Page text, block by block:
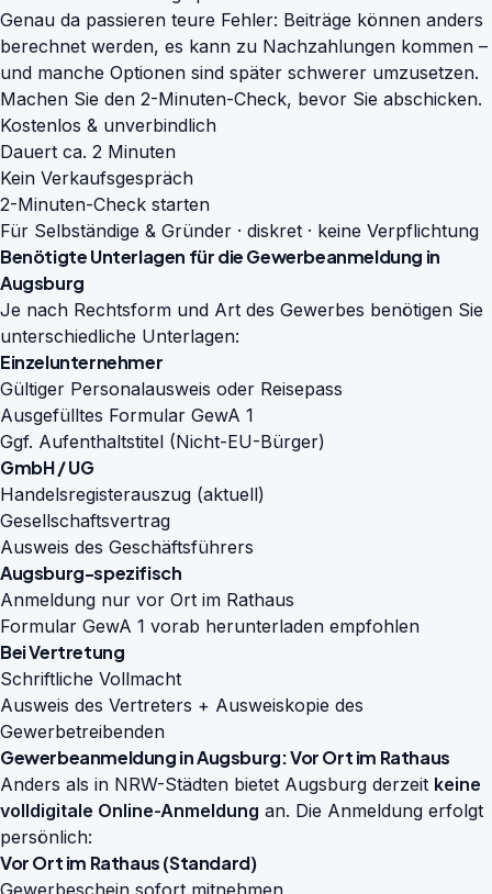
Genau da passieren teure Fehler: Beiträge können anders
berechnet werden, es kann zu Nachzahlungen kommen –
und manche Optionen sind später schwerer umzusetzen.
Machen Sie den 2-Minuten-Check, bevor Sie abschicken.
Kostenlos & unverbindlich
Dauert ca. 2 Minuten
Kein Verkaufsgespräch
2-Minuten-Check starten
Für Selbständige & Gründer · diskret · keine Verpflichtung
Benötigte Unterlagen für die Gewerbeanmeldung in
Augsburg
Je nach Rechtsform und Art des Gewerbes benötigen Sie
unterschiedliche Unterlagen:
Einzelunternehmer
Gültiger Personalausweis oder Reisepass
Ausgefülltes Formular GewA 1
Ggf. Aufenthaltstitel (Nicht-EU-Bürger)
GmbH / UG
Handelsregisterauszug (aktuell)
Gesellschaftsvertrag
Ausweis des Geschäftsführers
Augsburg-spezifisch
Anmeldung nur vor Ort im Rathaus
Formular GewA 1 vorab herunterladen empfohlen
Bei Vertretung
Schriftliche Vollmacht
Ausweis des Vertreters + Ausweiskopie des
Gewerbetreibenden
Gewerbeanmeldung in Augsburg: Vor Ort im Rathaus
Anders als in NRW-Städten bietet Augsburg derzeit keine
volldigitale Online-Anmeldung an. Die Anmeldung erfolgt
persönlich:
Vor Ort im Rathaus (Standard)
Gewerbeschein sofort mitnehmen